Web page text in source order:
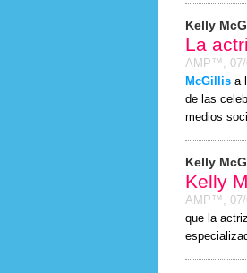
Kelly
La
AMP™,
McGillis a
de las
medios
Kelly
Kelly
AMP™,
que la